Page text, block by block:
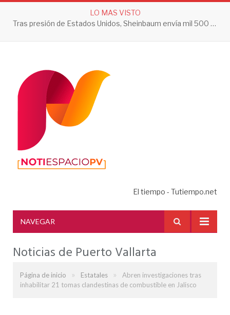
LO MAS VISTO
Tras presión de Estados Unidos, Sheinbaum envía mil 500 soldados a Michoacán
El tiempo - Tutiempo.net
NAVEGAR
Noticias de Puerto Vallarta
Página de inicio » Estatales »
Abren investigaciones tras
inhabilitar 21 tomas clandestinas de combustible en Jalisco